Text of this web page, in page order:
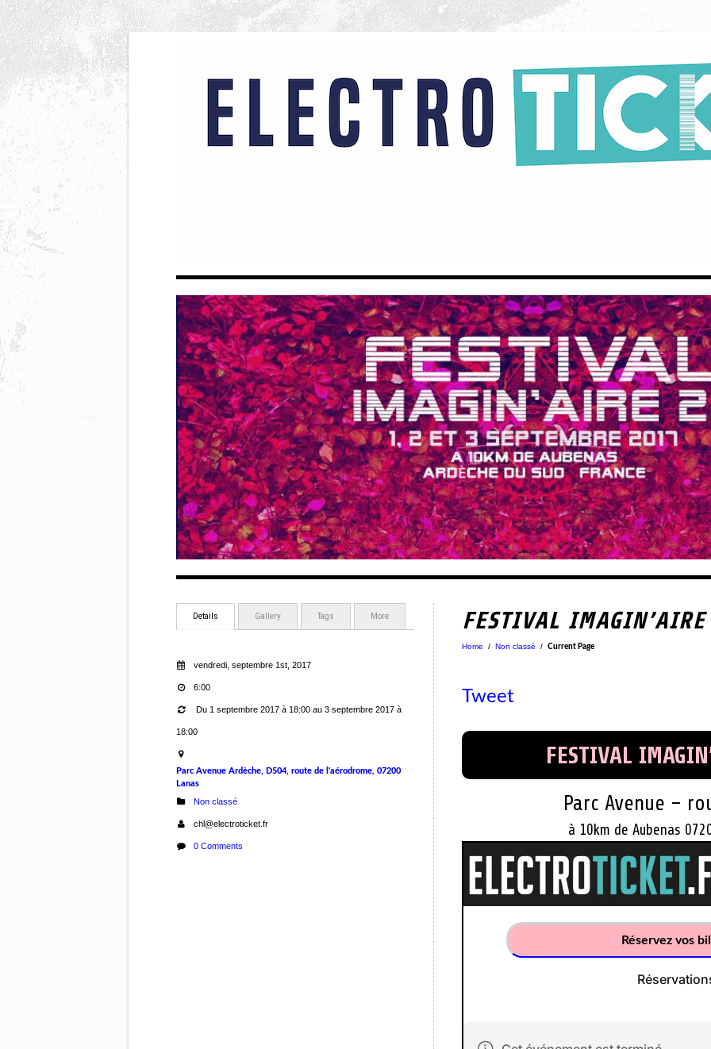
Details Gallery Tags More
vendredi, septembre 1st, 2017
6:00
Du 1 septembre 2017 à 18:00 au 3 septembre 2017 à
18:00
Parc Avenue Ardèche, D504, route de l'aérodrome, 07200
Lanas
Non classé
chl@electroticket.fr
0 Comments
FESTIVAL
Home / Non classé / Current Page
Tweet
FESTIVAL
Parc Avenue –
à 10km de Aubenas
Réservez vos